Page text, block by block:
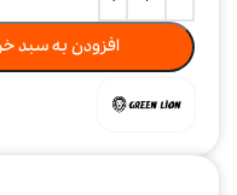
افزودن به سبد